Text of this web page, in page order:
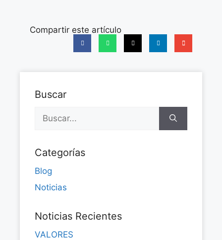
Compartir este artículo
Buscar
Categorías
Blog
Noticias
Noticias Recientes
VALORES